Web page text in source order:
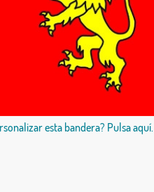
esta bandera? Pulsa aquí.